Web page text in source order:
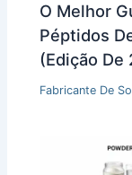
O Melhor
Péptidos
(edição De
Fabricante De